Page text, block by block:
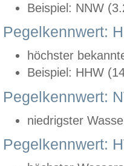
Beispiel: NNW
Pegelkennwert:
höchster
Beispiel: HHW
Pegelkennwert:
niedrigster
Pegelkennwert: